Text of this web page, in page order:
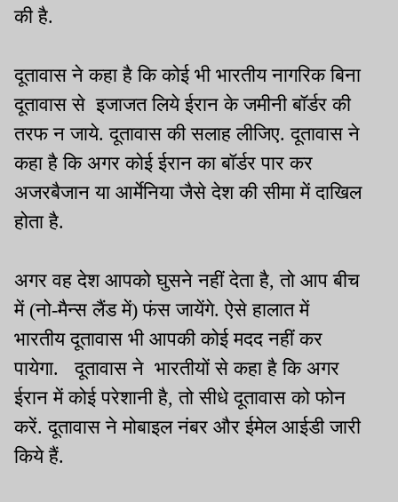
की है.
दूतावास ने कहा है कि कोई भी भारतीय नागरिक बिना
दूतावास से इजाजत लिये ईरान के जमीनी बॉर्डर की
तरफ न जाये. दूतावास की सलाह लीजिए. दूतावास ने
कहा है कि अगर कोई ईरान का बॉर्डर पार कर
अजरबैजान या आर्मेनिया जैसे देश की सीमा में दाखिल
होता है.
अगर वह देश आपको घुसने नहीं देता है, तो आप बीच
में (नो-मैन्स लैंड में) फंस जायेंगे. ऐसे हालात में
भारतीय दूतावास भी आपकी कोई मदद नहीं कर
पायेगा. दूतावास ने भारतीयों से कहा है कि अगर
ईरान में कोई परेशानी है, तो सीधे दूतावास को फोन
करें. दूतावास ने मोबाइल नंबर और ईमेल आईडी जारी
किये हैं.